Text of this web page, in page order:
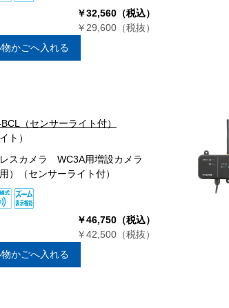
￥32,560（税込）
￥29,600（税抜）
かごへ入れる
（センサーライト付）
ト）
スカメラ WC3A用増設カメラ
用）（センサーライト付）
￥46,750（税込）
￥42,500（税抜）
かごへ入れる